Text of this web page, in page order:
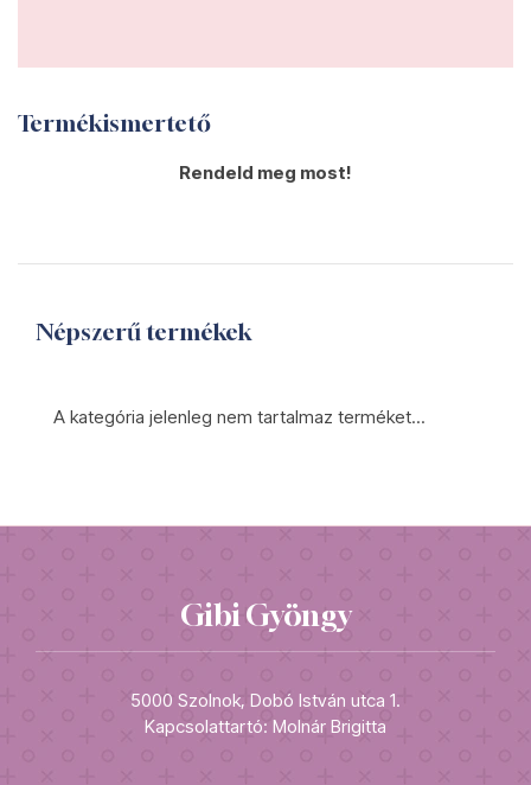
Termékismertető
Rendeld meg most!
Népszerű termékek
A kategória jelenleg nem tartalmaz terméket...
Gibi Gyöngy
5000 Szolnok, Dobó István utca 1.
Kapcsolattartó: Molnár Brigitta